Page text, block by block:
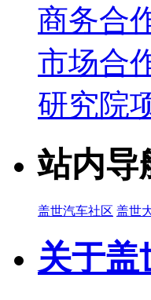
商务合
市场合
研究院
站内导
盖世汽车社区 盖世
关于盖